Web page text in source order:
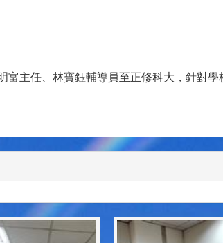
富主任、林寶鈺輔導員至正修科大，針對